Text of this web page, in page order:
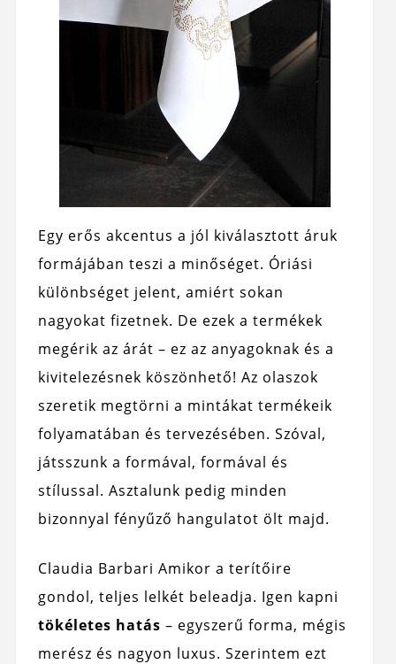
Egy erős akcentus a jól kiválasztott áruk
formájában teszi a minőséget. Óriási
különbséget jelent, amiért sokan
nagyokat fizetnek. De ezek a termékek
megérik az árát – ez az anyagoknak és a
kivitelezésnek köszönhető! Az olaszok
szeretik megtörni a mintákat termékeik
folyamatában és tervezésében. Szóval,
játsszunk a formával, formával és
stílussal. Asztalunk pedig minden
bizonnyal fényűző hangulatot ölt majd.
Claudia Barbari Amikor a terítőire
gondol, teljes lelkét beleadja. Igen kapni
tökéletes hatás – egyszerű forma, mégis
merész és nagyon luxus. Szerintem ezt